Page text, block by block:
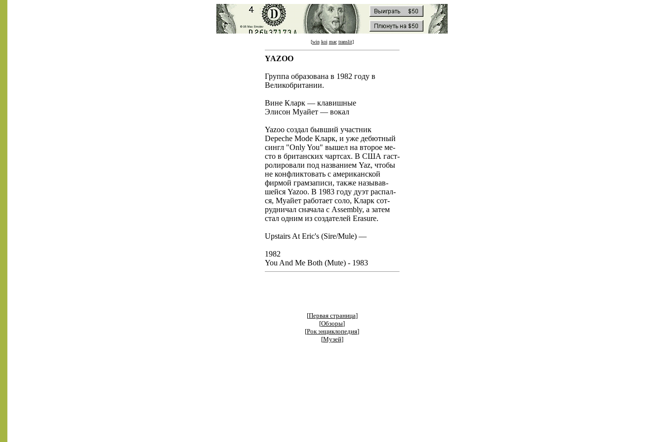
[win koi mac translit]
YAZOO
Группа образована в 1982 году в
Великобритании.
Вине Кларк — клавишные
Элисон Муайет — вокал
Yazoo создал бывший участник
Depeche Mode Кларк, и уже дебютный
сингл "Only You" вышел на второе ме-
сто в британских чартсах. В США гаст-
ролировали под названием Yaz, чтобы
не конфликтовать с американской
фирмой грамзаписи, также называв-
шейся Yazoo. В 1983 году дуэт распал-
ся, Муайет работает соло, Кларк сот-
рудничал сначала с Assembly, а затем
стал одним из создателей Erasure.
Upstairs At Eric's (Sire/Mule) —
1982
You And Me Both (Mute) - 1983
[Первая страница]
[Обзоры]
[Рок энциклопедия]
[Музей]